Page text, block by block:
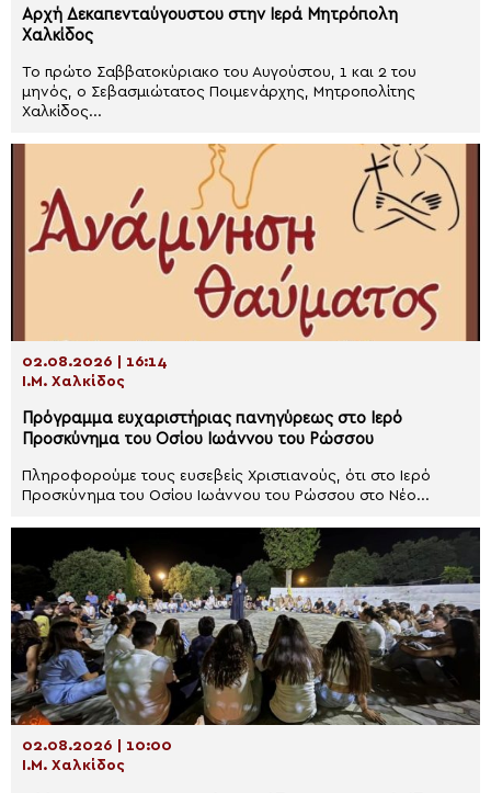
Αρχή Δεκαπενταύγουστου στην Ιερά Μητρόπολη
Χαλκίδος
Το πρώτο Σαββατοκύριακο του Αυγούστου, 1 και 2 του
μηνός, ο Σεβασμιώτατος Ποιμενάρχης, Μητροπολίτης
Χαλκίδος...
02.08.2026 | 16:14
Ι.Μ. Χαλκίδος
Πρόγραμμα ευχαριστήριας πανηγύρεως στο Ιερό
Προσκύνημα του Οσίου Ιωάννου του Ρώσσου
Πληροφορούμε τους ευσεβείς Χριστιανούς, ότι στο Ιερό
Προσκύνημα του Οσίου Ιωάννου του Ρώσσου στο Νέο...
02.08.2026 | 10:00
Ι.Μ. Χαλκίδος